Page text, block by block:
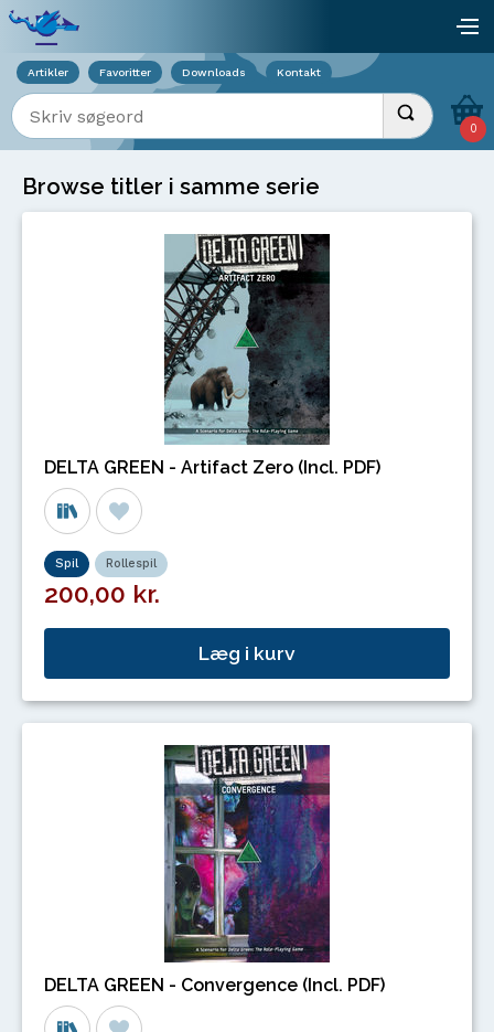
Artikler Favoritter Downloads Kontakt
Indtast søgeord Udfør søgning
0
Browse titler i samme serie
DELTA GREEN - Artifact Zero (Incl. PDF)
Spil Rollespil
200,00 kr.
Læg i kurv
DELTA GREEN - Convergence (Incl. PDF)
Viser overlay for indkøbskurv